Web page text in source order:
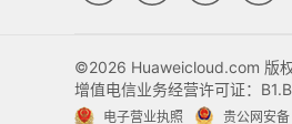
©2026 Huaweicloud.com 版
增值电信业务经营许可证：
电子营业执照 贵公网安